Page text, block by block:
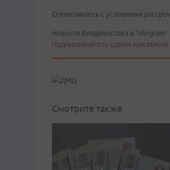
Ознакомьтесь с условиями
Новости Владивостока в Telegram
Подписывайтесь одним нажатием!
Смотрите также